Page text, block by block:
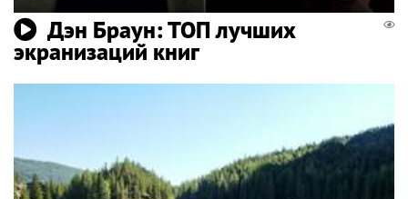
Дэн Браун: ТОП лучших
экранизаций книг